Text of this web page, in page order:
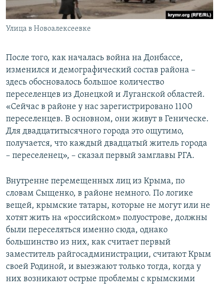
Улица в Новоалексеевке
После того, как началась война на Донбассе,
изменился и демографический состав района –
здесь обосновалось большое количество
переселенцев из Донецкой и Луганской областей.
«Сейчас в районе у нас зарегистрировано 1100
переселенцев. В основном, они живут в Геническе.
Для двадцатитысячного города это ощутимо,
получается, что каждый двадцатый житель города
– переселенец», – сказал первый замглавы РГА.
Внутренне перемещенных лиц из Крыма, по
словам Сыщенко, в районе немного. По логике
вещей, крымские татары, которые не могут или не
хотят жить на «российском» полуострове, должны
были переселяться именно сюда, однако
большинство из них, как считает первый
заместитель райгосадминистрации, считают Крым
своей Родиной, и выезжают только тогда, когда у
них возникают острые проблемы с крымскими